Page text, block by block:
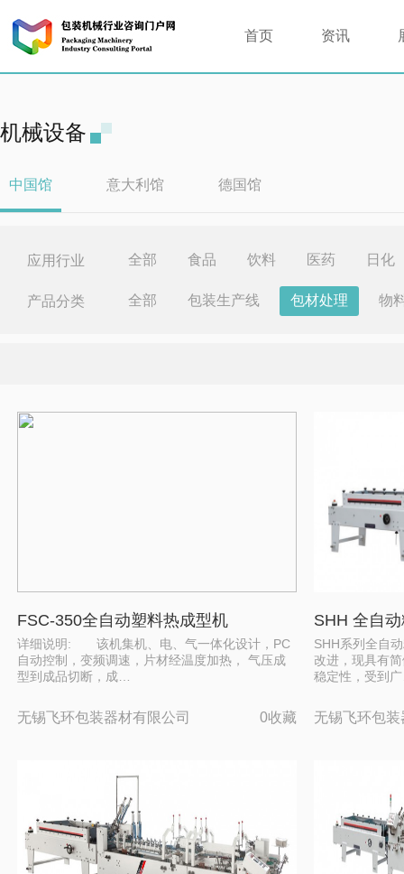
首页 资讯
机械设备
中国馆 意大利馆 德国馆
应用行业 全部 食品 饮料 医药 日化
产品分类 全部 包装生产线 包材处理 物
FSC-350全自动塑料热成型机
详细说明: 该机集机、电、气一体化设计，PC
自动控制，变频调速，片材经温度加热， 气压成
型到成品切断，成…
无锡飞环包装器材有限公司 0收藏
SHH 全自
SHH系列全自
改进，现具有
稳定性，受到
无锡飞环包